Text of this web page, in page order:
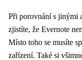
Při porovnání s jinými
zjistíte, že Evernote
Místo toho se musíte
zařízení. Také si